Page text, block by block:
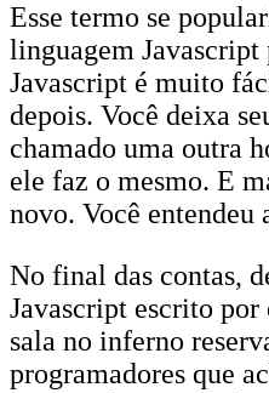
Esse termo se
linguagem Javascript
Javascript é muito
depois. Você deixa
chamado uma outra
ele faz o mesmo. E
novo. Você entendeu
No final das contas,
Javascript escrito por
sala no inferno
programadores que